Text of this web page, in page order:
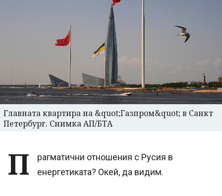
Главната квартира на &quot;Газпром&quot; в Санкт
Петербург. Снимка АП/БТА
П
рагматични отношения с Русия в
енергетиката? Окей, да видим.